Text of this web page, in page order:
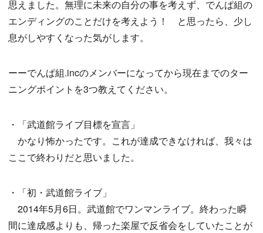
思えました。無理に未来の自分の事を考えず、でんぱ組の
エンディングのことだけを考えよう！ と思ったら、少し
息がしやすくなった気がします。
ーーでんぱ組.incのメンバーになってから現在までのター
ニングポイントを3つ教えてください。
・「武道館ライブ目標を宣言」
かなり怖かったです。これが達成できなければ、我々は
ここで終わりだと思いました。
・「初・武道館ライブ」
2014年5月6日。武道館でワンマンライブ。終わった瞬
間に達成感よりも、帰った楽屋で反省会をしていたことが